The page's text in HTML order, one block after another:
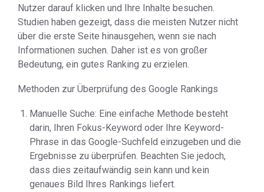
Nutzer darauf klicken und Ihre Inhalte besuchen.
Studien haben gezeigt, dass die meisten Nutzer nicht
über die erste Seite hinausgehen, wenn sie nach
Informationen suchen. Daher ist es von großer
Bedeutung, ein gutes Ranking zu erzielen.
Methoden zur Überprüfung des Google Rankings
Manuelle Suche: Eine einfache Methode besteht
darin, Ihren Fokus-Keyword oder Ihre Keyword-
Phrase in das Google-Suchfeld einzugeben und die
Ergebnisse zu überprüfen. Beachten Sie jedoch,
dass dies zeitaufwändig sein kann und kein
genaues Bild Ihres Rankings liefert.